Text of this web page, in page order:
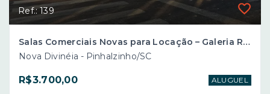
Ref.: 139
Salas Comerciais Novas para Locação – Galeria Rovani, Pinhalzinho/SC
Nova Divinéia - Pinhalzinho/SC
R$3.700,00 ALUGUEL